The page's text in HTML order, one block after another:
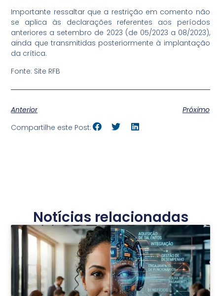
Importante ressaltar que a restrição em comento não
se aplica às declarações referentes aos períodos
anteriores a setembro de 2023 (de 05/2023 a 08/2023),
ainda que transmitidas posteriormente à implantação
da crítica.
Fonte: Site RFB
Anterior
Próximo
Compartilhe este Post:
Notícias relacionadas